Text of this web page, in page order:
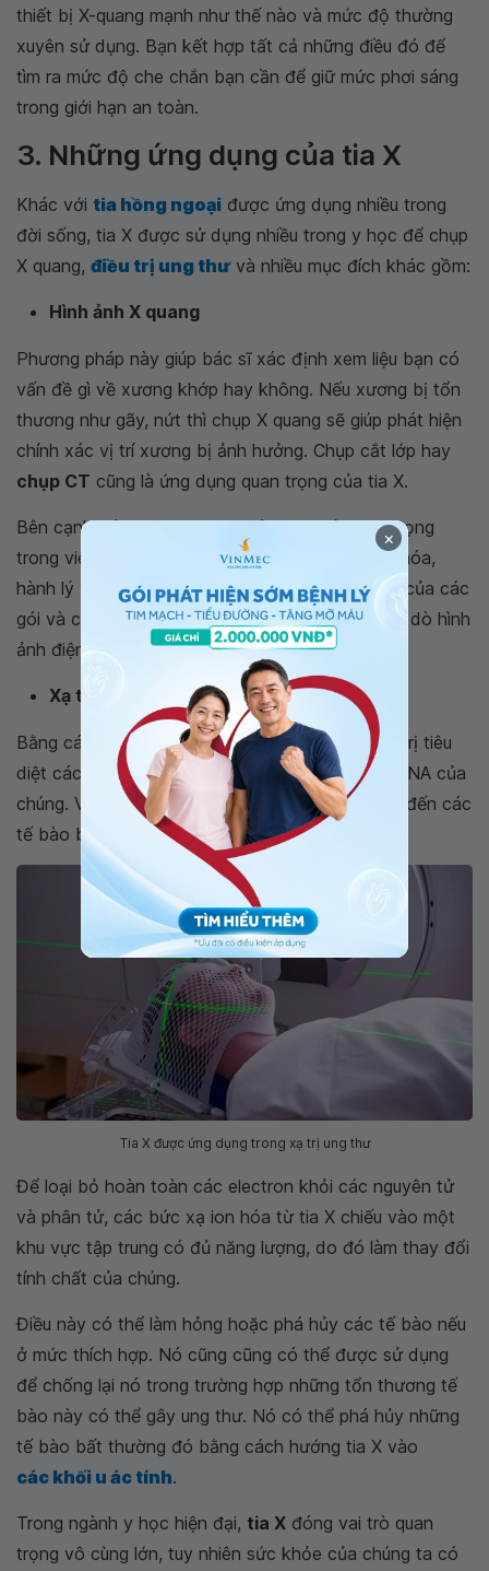
thiết bị X-quang mạnh như thế nào và mức độ thường
xuyên sử dụng. Bạn kết hợp tất cả những điều đó để
tìm ra mức độ che chắn bạn cần để giữ mức phơi sáng
trong giới hạn an toàn.
3. Những ứng dụng của tia X
Khác với tia hồng ngoại được ứng dụng nhiều trong
đời sống, tia X được sử dụng nhiều trong y học để chụp
X quang, điều trị ung thưvà nhiều mục đích khác gồm:
Hình ảnh X quang
Phương pháp này giúp bác sĩ xác định xem liệu bạn có
vấn đề gì về xương khớp hay không. Nếu xương bị tổn
thương như gãy, nứt thì chụp X quang sẽ giúp phát hiện
chính xác vị trí xương bị ảnh hưởng. Chụp cắt lớp hay
chụp CT cũng là ứng dụng quan trọng của tia X.
Bên cạnh đó, X quang cũng đóng vai trò quan trọng
trong việc kiểm tra an ninh vận tải đối với hàng hóa,
hành lý và hành khách. Thời gian thực nội dung của các
gói và cá mặt của khách được hiển thị trên máy dò hình
ảnh điện tử.
Xạ trị ung thư
Bằng cách sử dụng bức xạ năng lượng cao, xạ trị tiêu
diệt các
tế bào ung thư
bằng cách làm hỏng DNA của
chúng. Việc điều trị này cũng có thể làm tổn hại đến các
tế bào bình thường.
Tia X được ứng dụng trong xạ trị ung thư
Để loại bỏ hoàn toàn các electron khỏi các nguyên tử
và phân tử, các bức xạ ion hóa từ tia X chiếu vào một
khu vực tập trung có đủ năng lượng, do đó làm thay đổi
tính chất của chúng.
Điều này có thể làm hỏng hoặc phá hủy các tế bào nếu
ở mức thích hợp. Nó cũng cũng có thể được sử dụng
để chống lại nó trong trường hợp những tổn thương tế
bào này có thể gây ung thư. Nó có thể phá hủy những
tế bào bất thường đó bằng cách hướng tia X vào
các khối u ác tính.
Trong ngành y học hiện đại, tia X đóng vai trò quan
trọng vô cùng lớn, tuy nhiên sức khỏe của chúng ta có
×